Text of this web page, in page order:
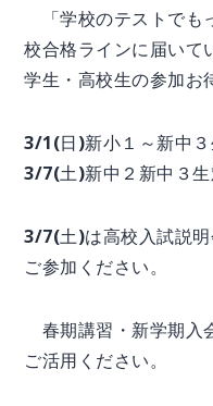
「学校のテストでも
校合格ラインに届いて
学生・高校生の参加お
3/1(日)新小１～新中
3/7(土)新中２新中３
3/7(土)は高校入試説
ご参加ください。
春期講習・新学期入
ご活用ください。